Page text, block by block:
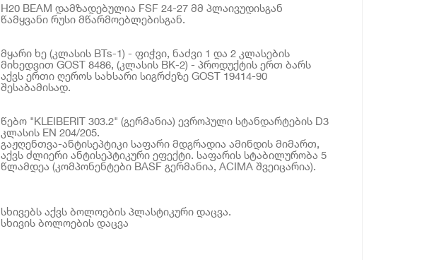
H20 BEAM დამზადებულია FSF 24-27 მმ პლაივუდისგან
წამყვანი რუსი მწარმოებლებისგან.
მყარი ხე (კლასის BTs-1) - ფიჭვი, ნაძვი 1 და 2 კლასების
მიხედვით GOST 8486, (კლასის BK-2) - პროდუქტის ერთ ბარს
აქვს ერთი ღეროს სახსარი სიგრძეზე GOST 19414-90
შესაბამისად.
წებო "KLEIBERIT 303.2" (გერმანია) ევროპული სტანდარტების D3
კლასის EN 204/205.
გაჟღენთვა-ანტისეპტიკი საფარი მდგრადია ამინდის მიმართ,
აქვს ძლიერი ანტისეპტიკური ეფექტი. საფარის სტაბილურობა 5
წლამდეა (კომპონენტები BASF გერმანია, ACIMA შვეიცარია).
სხივებს აქვს ბოლოების პლასტიკური დაცვა.
სხივის ბოლოების დაცვა